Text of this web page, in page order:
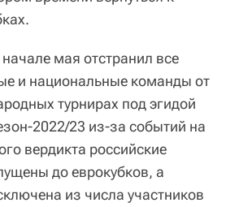
мая отстранил все
и национальные команды от
турнирах под эгидой
2022/23 из-за событий на
вердикта российские
до еврокубков, а
из числа участников